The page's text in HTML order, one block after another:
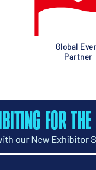
Global
Partner